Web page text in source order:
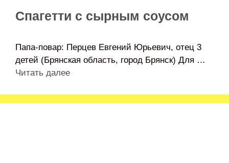
Спагетти с сырным соусом
Папа-повар: Перцев Евгений Юрьевич, отец 3
детей (Брянская область, город Брянск) Для …
Читать далее